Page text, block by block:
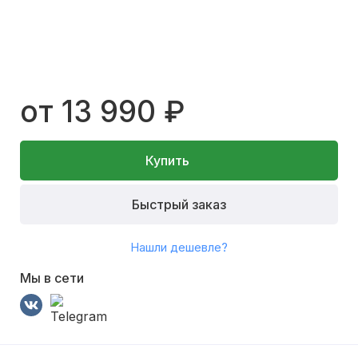
от 13 990 ₽
Купить
Быстрый заказ
Нашли дешевле?
Мы в сети